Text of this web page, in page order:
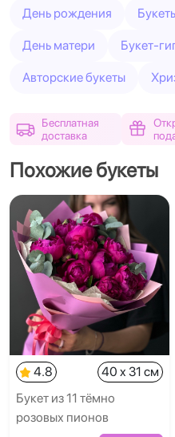
День рождения
День матери Букет-
Авторские букеты
Бесплатная
доставка
Похожие букеты
4.8
40 x 31 см
Букет из 11 тёмно
розовых пионов